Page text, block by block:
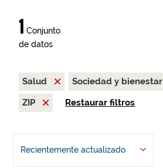
1 Conjunto
de datos
Salud Sociedad y bienestar
ZIP
Restaurar filtros
Recientemente actualizado